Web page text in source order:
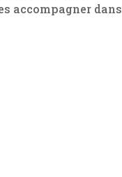
accompagner dans